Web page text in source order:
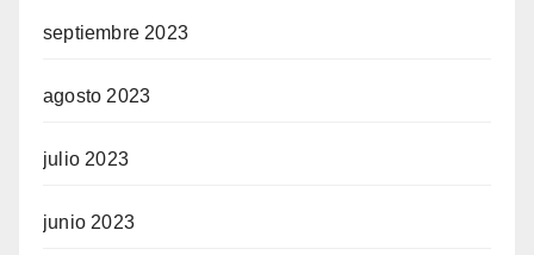
septiembre 2023
agosto 2023
julio 2023
junio 2023